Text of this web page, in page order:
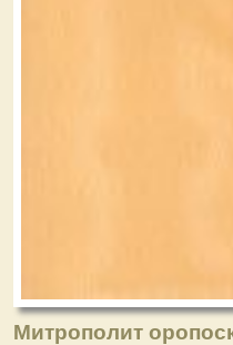
Митрополит